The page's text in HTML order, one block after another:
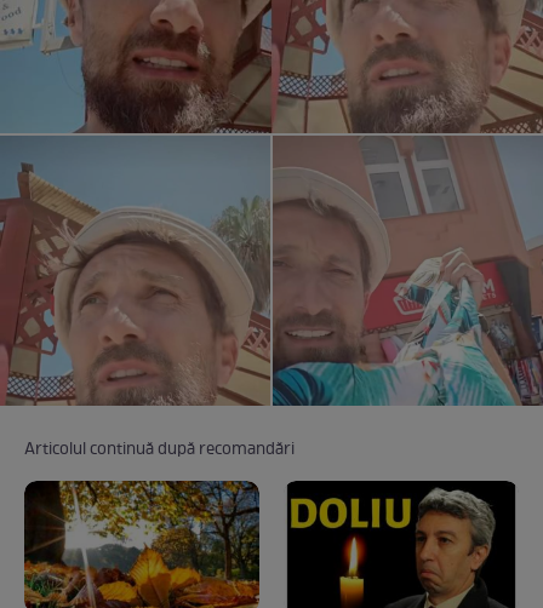
Articolul continuă după recomandări